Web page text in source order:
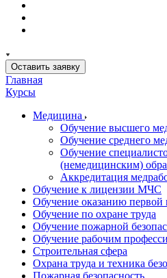
Оставить заявку
Главная
Курсы
Медицина
Обучение высшего
Обучение среднего
Обучение
(немедицинским)
Аккредитация
Обучение к лицензии МЧС
Обучение оказанию
Обучение по охране труда
Обучение пожарной
Обучение рабочим
Строительная сфера
Охрана труда и техника
Пожарная безопасность